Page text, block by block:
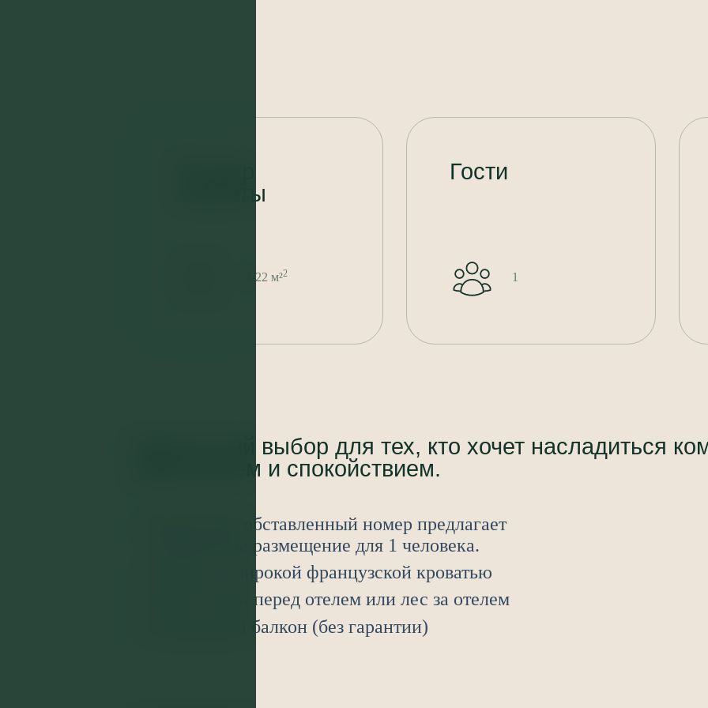
комнаты
18-22 м²2
Гости
1
Идеальный выбор для тех, кто хочет насладиться
уединением и спокойствием.
Практично обставленный номер предлагает
комфортное размещение для 1 человека.
Номера с широкой французской кроватью
Вид на парк перед отелем или лес за отелем
Возможный балкон (без гарантии)